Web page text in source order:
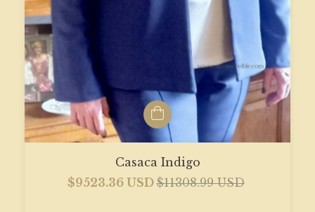
Casaca Indigo
$9523.36 USD$11308.99 USD